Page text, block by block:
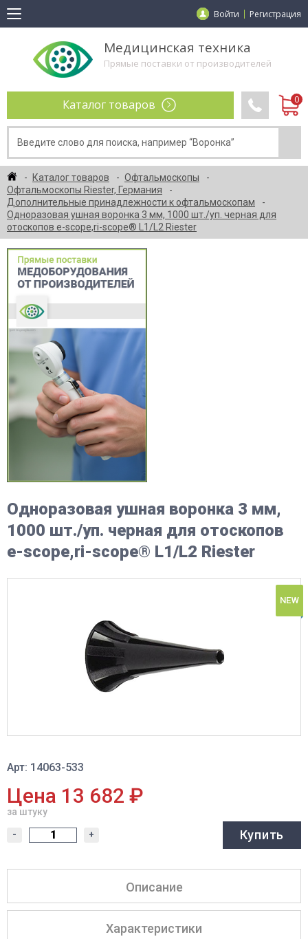
Войти Регистрация
Медицинская техника
Прямые поставки от производителей
Каталог товаров
Каталог товаров
Офтальмоскопы
Офтальмоскопы Riester, Германия
Дополнительные принадлежности к офтальмоскопам
Одноразовая ушная воронка 3 мм, 1000 шт./уп. черная для
отоскопов e-scope,ri-scope® L1/L2 Riester
Одноразовая ушная воронка 3 мм,
1000 шт./уп. черная для отоскопов
e-scope,ri-scope® L1/L2 Riester
NEW
Арт: 14063-533
Цена 13 682 ₽
за штуку
- + Купить
Описание
Характеристики